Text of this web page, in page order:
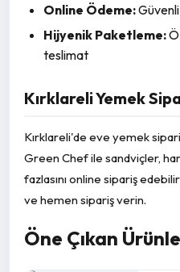
Online Ödeme:
Hijyenik Paketleme:
teslimat
Kırklareli Yemek
Kırklareli'de eve yemek
Green Chef ile sandviçler,
fazlasını online sipariş
ve hemen sipariş verin.
Öne Çıkan